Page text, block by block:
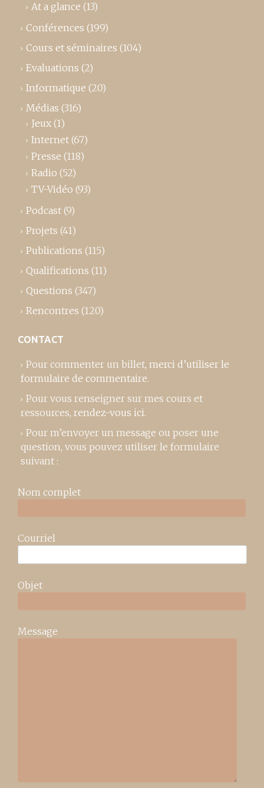
At a glance (13)
Conférences (199)
Cours et séminaires (104)
Evaluations (2)
Informatique (20)
Médias (316)
Jeux (1)
Internet (67)
Presse (118)
Radio (52)
TV-Vidéo (93)
Podcast (9)
Projets (41)
Publications (115)
Qualifications (11)
Questions (347)
Rencontres (120)
CONTACT
Pour commenter un billet, merci d’utiliser le
formulaire de commentaire.
Pour vous renseigner sur mes cours et
ressources, rendez-vous ici.
Pour m’envoyer un message ou poser une
question, vous pouvez utiliser le formulaire
suivant :
Nom complet
Courriel
Objet
Message